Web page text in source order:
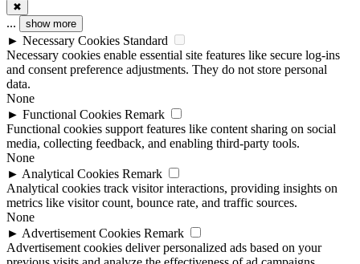
✖
... show more
► Necessary Cookies Standard
Necessary cookies enable essential site features like secure log-ins
and consent preference adjustments. They do not store personal
data.
None
► Functional Cookies Remark
Functional cookies support features like content sharing on social
media, collecting feedback, and enabling third-party tools.
None
► Analytical Cookies Remark
Analytical cookies track visitor interactions, providing insights on
metrics like visitor count, bounce rate, and traffic sources.
None
► Advertisement Cookies Remark
Advertisement cookies deliver personalized ads based on your